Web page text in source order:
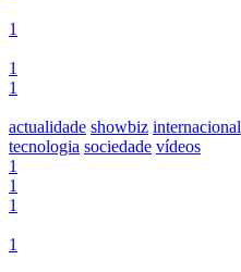
1
1
1
actualidade showbiz internacional
tecnologia sociedade vídeos
1
1
1
1